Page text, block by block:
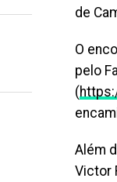
de
O
pelo
(
Além
Victor